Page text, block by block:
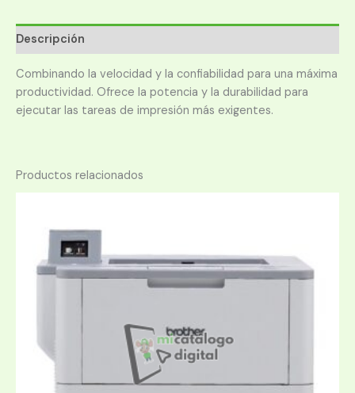
Descripción
Combinando la velocidad y la confiabilidad para una máxima
productividad. Ofrece la potencia y la durabilidad para
ejecutar las tareas de impresión más exigentes.
Productos relacionados